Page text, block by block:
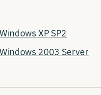
XP SP2
2003 Server